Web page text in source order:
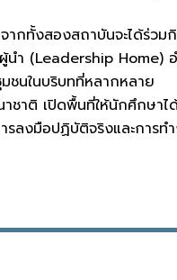
กทั้งสองสถาบันจะได้ร่วม
ำ (Leadership Home)
ชนในบริบทที่หลากหลาย
าชาติ เปิดพื้นที่ให้นักศึกษา
ลงมือปฏิบัติจริงและการท